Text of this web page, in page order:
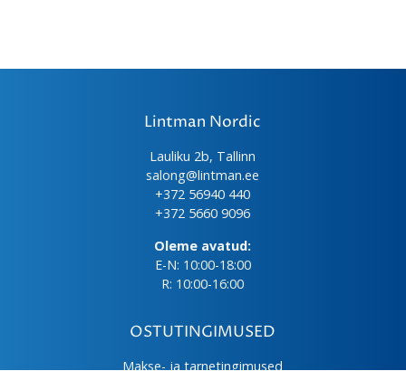
Lintman Nordic
Lauliku 2b, Tallinn
salong@lintman.ee
+372 56940 440
+372 5660 9096
Oleme avatud:
E-N: 10:00-18:00
R: 10:00-16:00
OSTUTINGIMUSED
Makse- ja tarnetingimused